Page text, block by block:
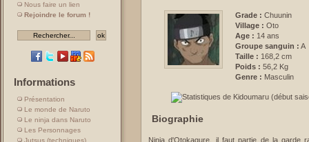
Nous faire un lien
Rejoindre le forum !
Informations
Présentation
Le monde de Naruto
Le ninja dans Naruto
Les Personnages
Jutsus (techniques)
Grade : Chuunin
Village : Oto
Age : 14 ans
Groupe sanguin : A
Taille : 168,2 cm
Poids : 56,2 Kg
Genre : Masculin
Biographie
Ninja d'Otokagure, il faut partie de la garde